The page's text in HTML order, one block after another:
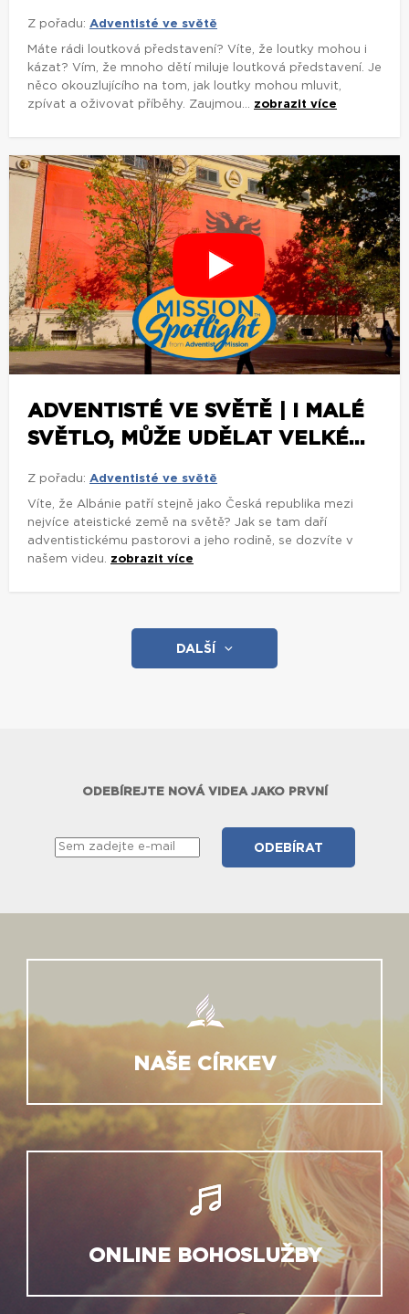
Z pořadu: Adventisté ve světě
Máte rádi loutková představení? Víte, že loutky mohou i
kázat? Vím, že mnoho dětí miluje loutková představení. Je
něco okouzlujícího na tom, jak loutky mohou mluvit,
zpívat a oživovat příběhy. Zaujmou... zobrazit více
ADVENTISTÉ VE SVĚTĚ | I MALÉ
SVĚTLO, MŮŽE UDĚLAT VELKÉ...
Z pořadu: Adventisté ve světě
Víte, že Albánie patří stejně jako Česká republika mezi
nejvíce ateistické země na světě? Jak se tam daří
adventistickému pastorovi a jeho rodině, se dozvíte v
našem videu. zobrazit více
DALŠÍ
ODEBÍREJTE NOVÁ VIDEA JAKO PRVNÍ
NAŠE CÍRKEV
ONLINE BOHOSLUŽBY